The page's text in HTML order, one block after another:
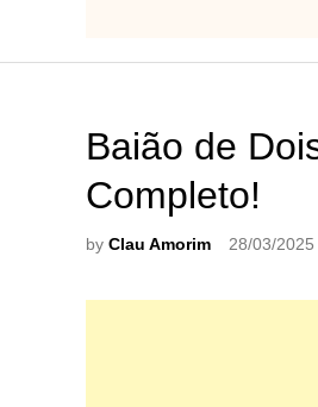
Baião de
Completo!
by Clau Amorim 28/03/2025